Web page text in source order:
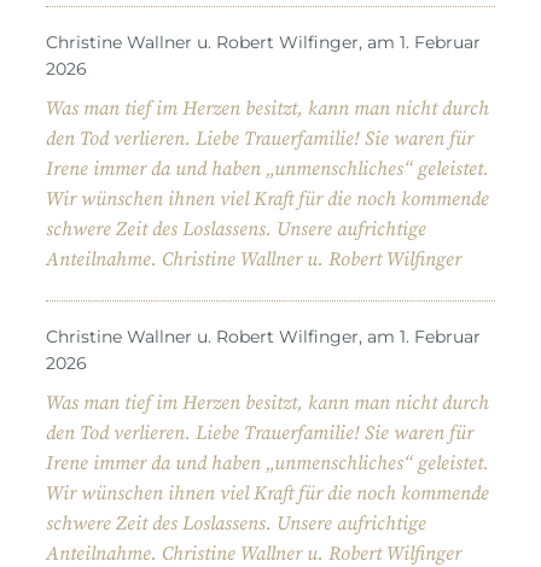
Christine Wallner u. Robert Wilfinger, am 1. Februar
2026
Was man tief im Herzen besitzt, kann man nicht durch
den Tod verlieren. Liebe Trauerfamilie! Sie waren für
Irene immer da und haben „unmenschliches“ geleistet.
Wir wünschen ihnen viel Kraft für die noch kommende
schwere Zeit des Loslassens. Unsere aufrichtige
Anteilnahme. Christine Wallner u. Robert Wilfinger
Christine Wallner u. Robert Wilfinger, am 1. Februar
2026
Was man tief im Herzen besitzt, kann man nicht durch
den Tod verlieren. Liebe Trauerfamilie! Sie waren für
Irene immer da und haben „unmenschliches“ geleistet.
Wir wünschen ihnen viel Kraft für die noch kommende
schwere Zeit des Loslassens. Unsere aufrichtige
Anteilnahme. Christine Wallner u. Robert Wilfinger